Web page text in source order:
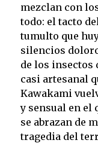
mezclan con
todo: el tacto
tumulto que
silencios
de los insectos
casi artesanal
Kawakami
y sensual en el
se abrazan de
tragedia del